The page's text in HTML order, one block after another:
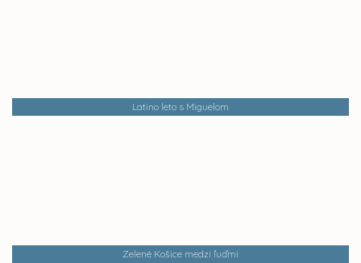
Latino leto s Miguelom
Zelené Košice medzi ľuďmi